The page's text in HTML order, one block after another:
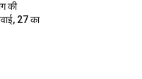
की
27 का